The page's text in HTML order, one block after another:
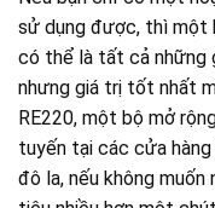
sử dụng được, thì một
có thể là tất cả những
nhưng giá trị tốt nhất
RE220, một bộ mở
tuyến tại các cửa hàng
đô la, nếu không muốn